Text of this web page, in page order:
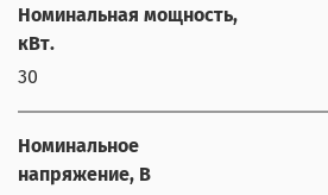
Номинальная мощность,
кВт.
30
Номинальное
напряжение, В